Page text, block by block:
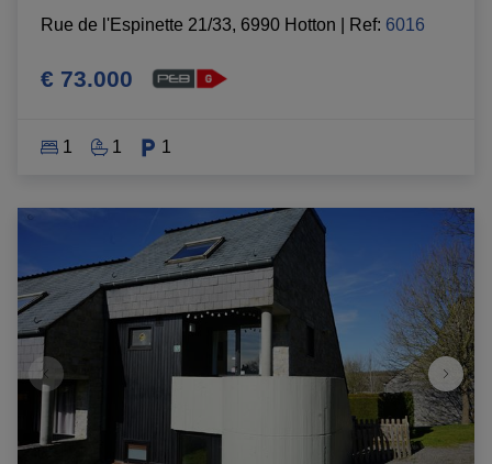
Rue de l'Espinette 21/33, 6990 Hotton Ref: 6016
€ 73.000
1 1 1